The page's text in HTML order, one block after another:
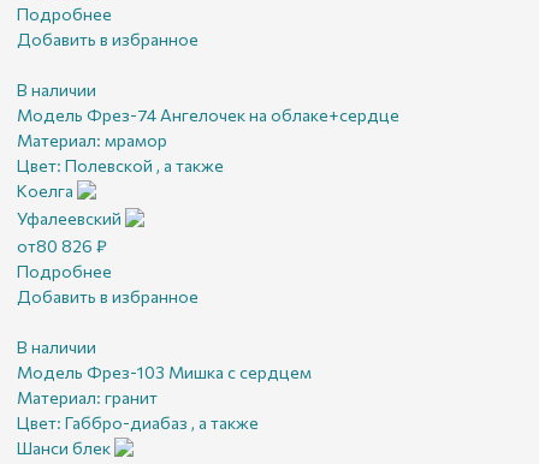
Подробнее
Добавить в избранное
В наличии
Модель Фрез-74 Ангелочек на облаке+сердце
Материал: мрамор
Цвет: Полевской , а также
Коелга
Уфалеевский
от80 826 ₽
Подробнее
Добавить в избранное
В наличии
Модель Фрез-103 Мишка с сердцем
Материал: гранит
Цвет: Габбро-диабаз , а также
Шанси блек